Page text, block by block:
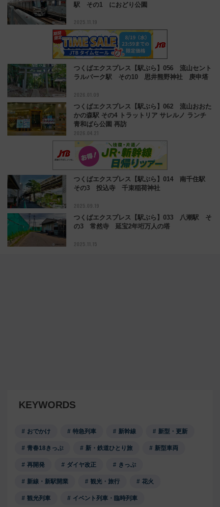
駅 その1 におどり公園
2025.11.19
つくばエクスプレス【駅ぶら】056 流山セント
ラルパーク駅 その10 思井熊野神社 庚申塔
2026.01.09
つくばエクスプレス【駅ぶら】062 流山おおた
かの森駅 その4 トラットリア サレルノ ランチ
青和ばら公園 再訪
2026.04.21
つくばエクスプレス【駅ぶら】014 南千住駅
その3 投込寺 千束稲荷神社
2025.09.19
つくばエクスプレス【駅ぶら】033 八潮駅 そ
の3 常然寺 延宝2年垳万人の塔
2025.11.15
KEYWORDS
おでかけ 特急列車 新幹線 新型・更新
青春18きっぷ 新・鉄道ひとり旅 新型車両
再開発 ダイヤ改正 きっぷ
新線・新駅開業 観光・旅行 花火
観光列車 イベント列車・臨時列車